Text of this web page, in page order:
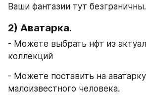
Ваши фантазии тут безграничны.
2) Аватарка.
- Можете выбрать нфт из
коллекций
- Можете поставить на
малоизвестного человека.